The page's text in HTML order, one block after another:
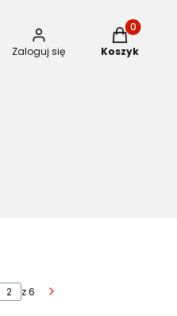
Zaloguj się
Produkty
Koszyk
produkty
z 6 Następne produkty